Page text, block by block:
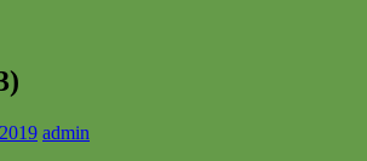
admin